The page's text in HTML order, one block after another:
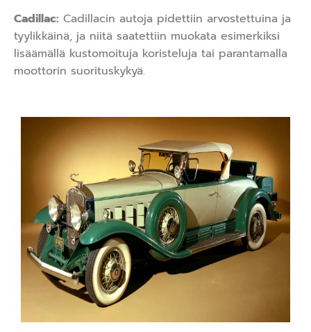
Cadillac: Cadillacin autoja pidettiin arvostettuina ja
tyylikkäinä, ja niitä saatettiin muokata esimerkiksi
lisäämällä kustomoituja koristeluja tai parantamalla
moottorin suorituskykyä.